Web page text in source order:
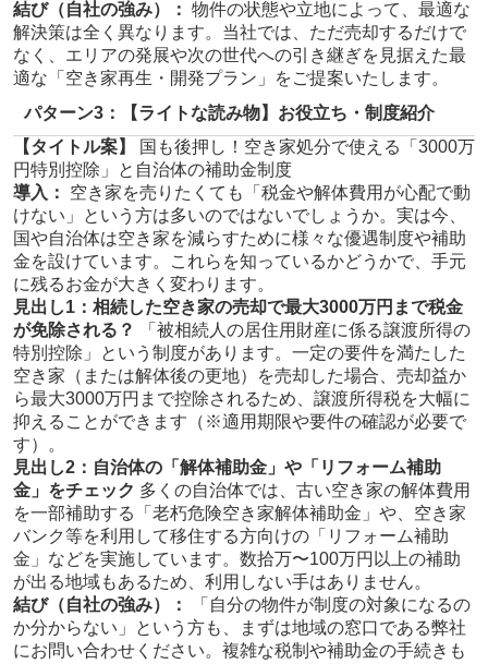
結び（自社の強み）： 物件の状態や立地によって、最適な
解決策は全く異なります。当社では、ただ売却するだけで
なく、エリアの発展や次の世代への引き継ぎを見据えた最
適な「空き家再生・開発プラン」をご提案いたします。
パターン3：【ライトな読み物】お役立ち・制度紹介
【タイトル案】
国も後押し！空き家処分で使える「3000万
円特別控除」と自治体の補助金制度
導入：
空き家を売りたくても「税金や解体費用が心配で動
けない」という方は多いのではないでしょうか。実は今、
国や自治体は空き家を減らすために様々な優遇制度や補助
金を設けています。これらを知っているかどうかで、手元
に残るお金が大きく変わります。
見出し1：相続した空き家の売却で最大3000万円まで税金
が免除される？
「被相続人の居住用財産に係る譲渡所得の
特別控除」という制度があります。一定の要件を満たした
空き家（または解体後の更地）を売却した場合、売却益か
ら最大3000万円まで控除されるため、譲渡所得税を大幅に
抑えることができます（※適用期限や要件の確認が必要で
す）。
見出し2：自治体の「解体補助金」や「リフォーム補助
金」をチェック 多くの自治体では、古い空き家の解体費用
を一部補助する「老朽危険空き家解体補助金」や、空き家
バンク等を利用して移住する方向けの「リフォーム補助
金」などを実施しています。数拾万〜100万円以上の補助
が出る地域もあるため、利用しない手はありません。
結び（自社の強み）：
「自分の物件が制度の対象になるの
か分からない」という方も、まずは地域の窓口である弊社
にお問い合わせください。複雑な税制や補助金の手続きも